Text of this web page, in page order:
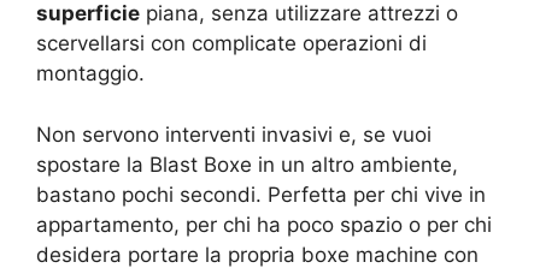
superficie piana, senza utilizzare attrezzi o
scervellarsi con complicate operazioni di
montaggio.
Non servono interventi invasivi e, se vuoi
spostare la Blast Boxe in un altro ambiente,
bastano pochi secondi. Perfetta per chi vive in
appartamento, per chi ha poco spazio o per chi
desidera portare la propria boxe machine con